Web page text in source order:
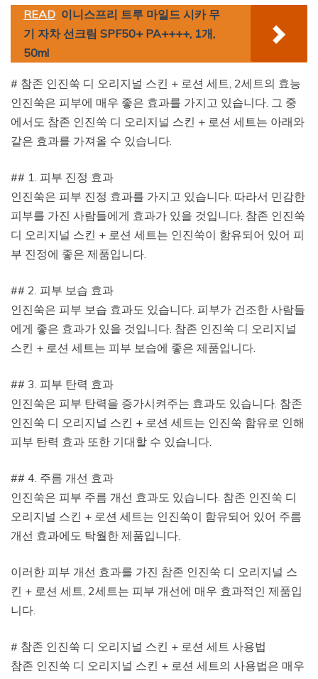
READ 이니스프리 트루 마일드 시카 무
기 자차 선크림 SPF50+ PA++++, 1개,
50ml
# 참존 인진쑥 디 오리지널 스킨 + 로션 세트, 2세트의 효능
인진쑥은 피부에 매우 좋은 효과를 가지고 있습니다. 그 중
에서도 참존 인진쑥 디 오리지널 스킨 + 로션 세트는 아래와
같은 효과를 가져올 수 있습니다.
## 1. 피부 진정 효과
인진쑥은 피부 진정 효과를 가지고 있습니다. 따라서 민감한
피부를 가진 사람들에게 효과가 있을 것입니다. 참존 인진쑥
디 오리지널 스킨 + 로션 세트는 인진쑥이 함유되어 있어 피
부 진정에 좋은 제품입니다.
## 2. 피부 보습 효과
인진쑥은 피부 보습 효과도 있습니다. 피부가 건조한 사람들
에게 좋은 효과가 있을 것입니다. 참존 인진쑥 디 오리지널
스킨 + 로션 세트는 피부 보습에 좋은 제품입니다.
## 3. 피부 탄력 효과
인진쑥은 피부 탄력을 증가시켜주는 효과도 있습니다. 참존
인진쑥 디 오리지널 스킨 + 로션 세트는 인진쑥 함유로 인해
피부 탄력 효과 또한 기대할 수 있습니다.
## 4. 주름 개선 효과
인진쑥은 피부 주름 개선 효과도 있습니다. 참존 인진쑥 디
오리지널 스킨 + 로션 세트는 인진쑥이 함유되어 있어 주름
개선 효과에도 탁월한 제품입니다.
이러한 피부 개선 효과를 가진 참존 인진쑥 디 오리지널 스
킨 + 로션 세트, 2세트는 피부 개선에 매우 효과적인 제품입
니다.
# 참존 인진쑥 디 오리지널 스킨 + 로션 세트 사용법
참존 인진쑥 디 오리지널 스킨 + 로션 세트의 사용법은 매우